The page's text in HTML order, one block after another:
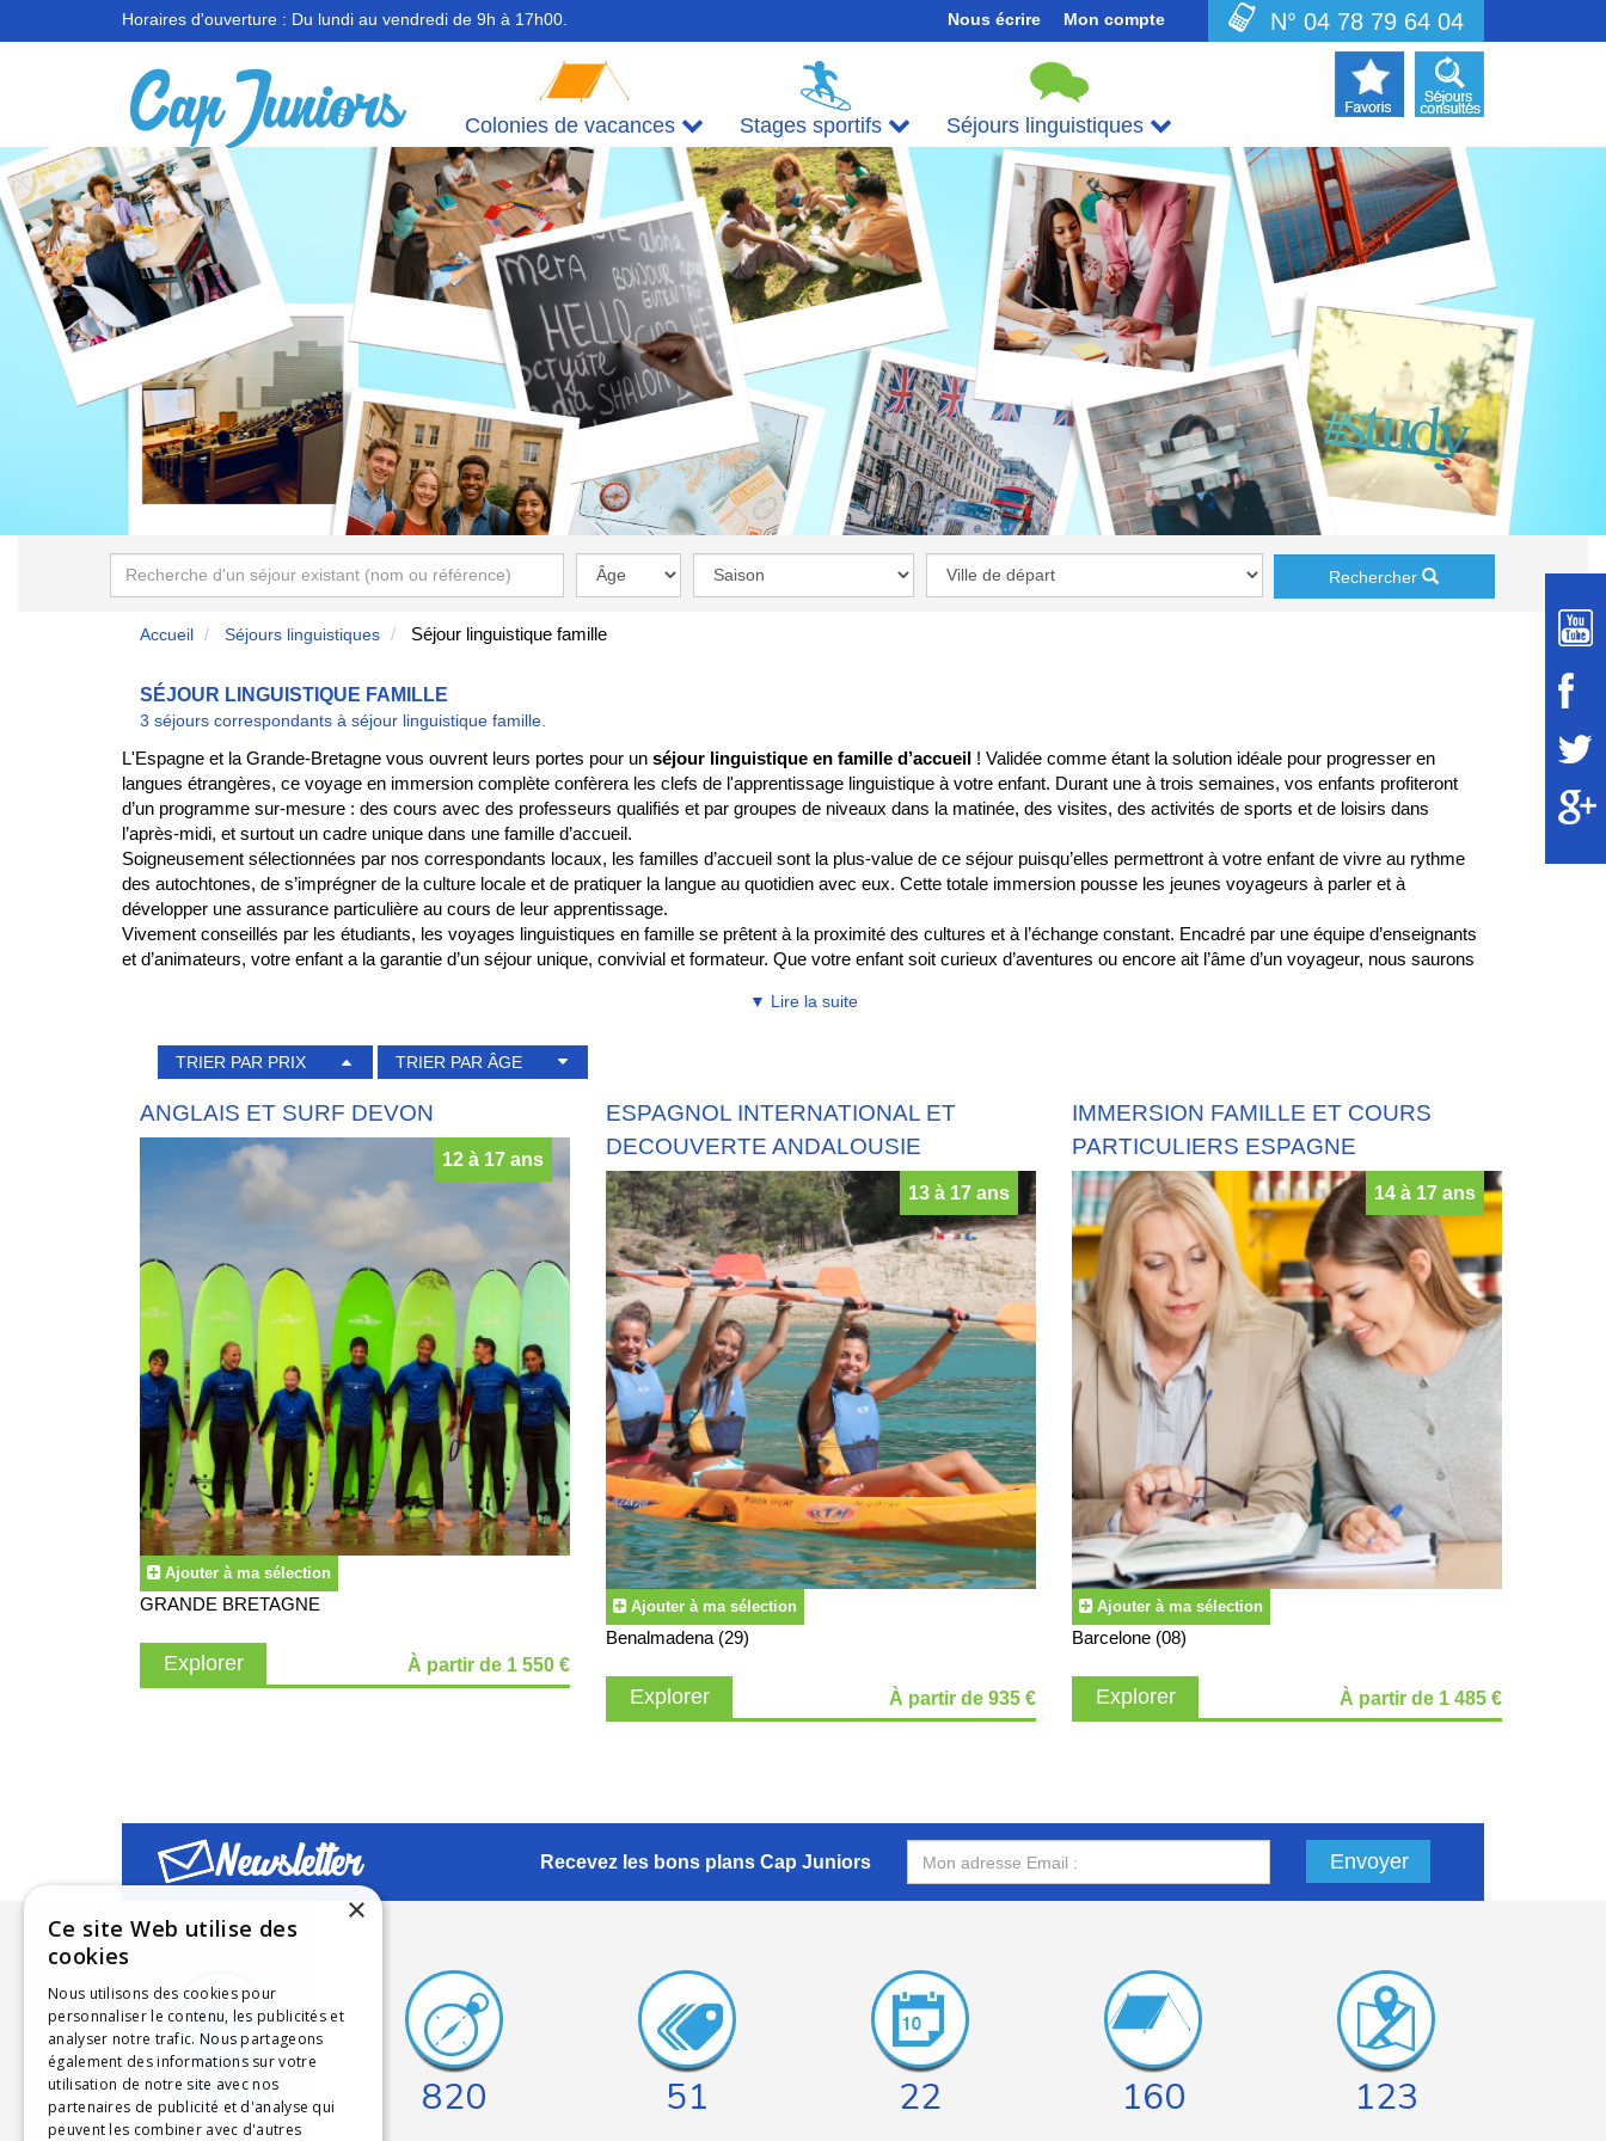
Horaires d'ouverture : Du lundi au vendredi de 9h à 17h00. Nous écrire Mon compte N° 04 78 79 64 04
Colonies de vacances Stages sportifs Séjours linguistiques
Rechercher
Accueil Séjours linguistiques Séjour linguistique famille
SÉJOUR LINGUISTIQUE FAMILLE
3 séjours correspondants à séjour linguistique famille.
L'Espagne et la Grande-Bretagne vous ouvrent leurs portes pour un séjour linguistique en famille d’accueil ! Validée comme étant la solution idéale pour progresser en
langues étrangères, ce voyage en immersion complète confèrera les clefs de l'apprentissage linguistique à votre enfant. Durant une à trois semaines, vos enfants profiteront
d’un programme sur-mesure : des cours avec des professeurs qualifiés et par groupes de niveaux dans la matinée, des visites, des activités de sports et de loisirs dans
l’après-midi, et surtout un cadre unique dans une famille d’accueil.
Soigneusement sélectionnées par nos correspondants locaux, les familles d’accueil sont la plus-value de ce séjour puisqu’elles permettront à votre enfant de vivre au rythme
des autochtones, de s’imprégner de la culture locale et de pratiquer la langue au quotidien avec eux. Cette totale immersion pousse les jeunes voyageurs à parler et à
développer une assurance particulière au cours de leur apprentissage.
Vivement conseillés par les étudiants, les voyages linguistiques en famille se prêtent à la proximité des cultures et à l’échange constant. Encadré par une équipe d’enseignants
et d’animateurs, votre enfant a la garantie d’un séjour unique, convivial et formateur. Que votre enfant soit curieux d’aventures ou encore ait l’âme d’un voyageur, nous saurons
séjours linguistiques internationaux
▼ Lire la suite
TRIER PAR PRIX TRIER PAR ÂGE
ANGLAIS ET SURF DEVON
12 à 17 ans
Ajouter à ma sélection
GRANDE BRETAGNE
Explorer À partir de 1 550 €
ESPAGNOL INTERNATIONAL ET
DECOUVERTE ANDALOUSIE
13 à 17 ans
Ajouter à ma sélection
Benalmadena (29)
Explorer À partir de 935 €
IMMERSION FAMILLE ET COURS
PARTICULIERS ESPAGNE
14 à 17 ans
Ajouter à ma sélection
Barcelone (08)
Explorer À partir de 1 485 €
Newsletter Recevez les bons plans Cap Juniors Envoyer
90886 820 51 22 160 123
×
Ce site Web utilise des
cookies
Nous utilisons des cookies pour
personnaliser le contenu, les publicités et
analyser notre trafic. Nous partageons
également des informations sur votre
utilisation de notre site avec nos
partenaires de publicité et d'analyse qui
peuvent les combiner avec d'autres